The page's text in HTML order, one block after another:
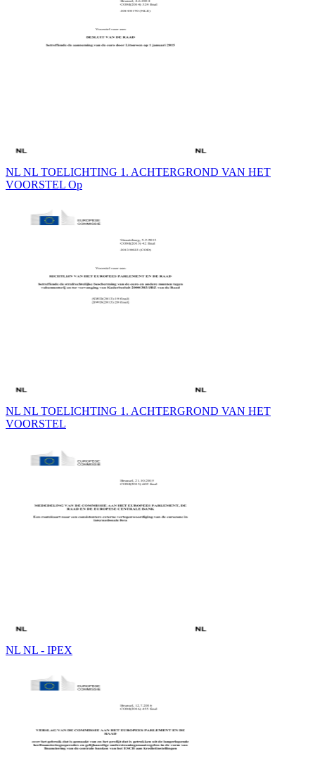
NL NL TOELICHTING 1. ACHTERGROND VAN HET
VOORSTEL Op
NL NL TOELICHTING 1. ACHTERGROND VAN HET
VOORSTEL
NL NL - IPEX